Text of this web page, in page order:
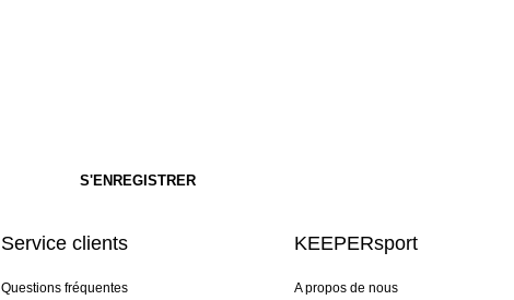
Service clients
Questions fréquentes
KEEPERsport
A propos de nous